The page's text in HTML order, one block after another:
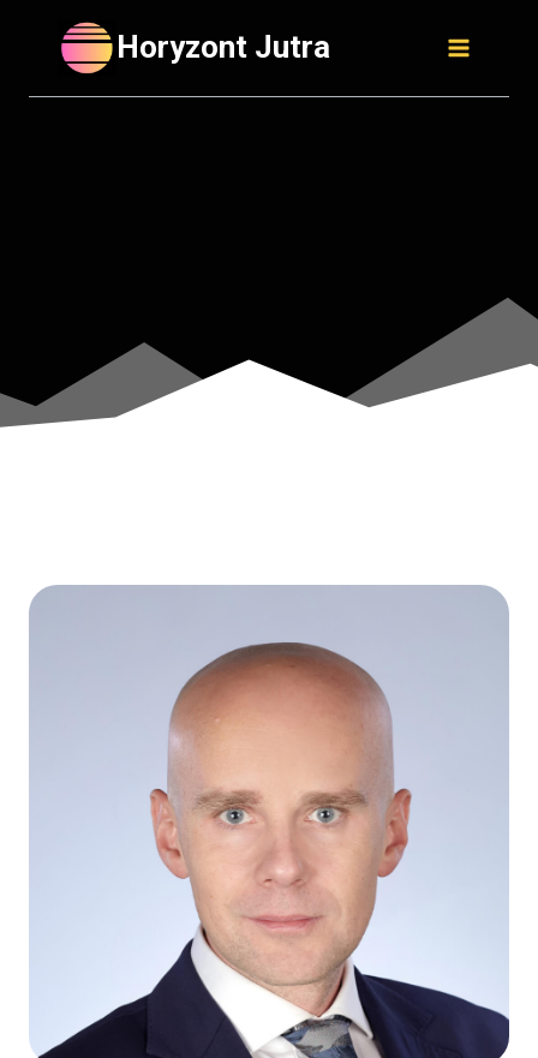
content
Horyzont Jutra